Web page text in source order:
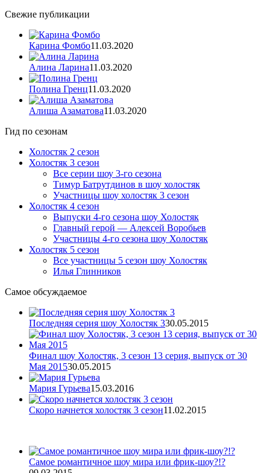
Свежие публикации
Карина Фомбо11.03.2020
Алина Ларина11.03.2020
Полина Гренц11.03.2020
Алиша Азаматова11.03.2020
Гид по сезонам
Холостяк 2 сезон
Холостяк 3 сезон
Все серии шоу 3-го сезона
Тимур Батрутдинов в шоу холостяк
Участницы шоу холостяк 3 сезон
Холостяк 4 сезон
Выпуски 4-го сезона шоу Холостяк
Главный герой — Алексей Воробьев
Участницы 4-го сезона шоу Холостяк
Холостяк 5 сезон
Все участницы 5 сезон шоу Холостяк
Илья Глинников
Самое обсуждаемое
Последняя серия шоу Холостяк 330.05.2015
Финал шоу Холостяк, 3 сезон 13 серия, выпуск от 30
Мая 201530.05.2015
Мария Гурьева15.03.2016
Скоро начнется холостяк 3 сезон11.02.2015
Самое романтичное шоу мира или фрик-шоу?!?